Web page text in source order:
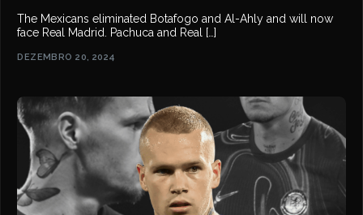
The Mexicans eliminated Botafogo and Al-Ahly and will now
face Real Madrid. Pachuca and Real […]
DEZEMBRO 20, 2024